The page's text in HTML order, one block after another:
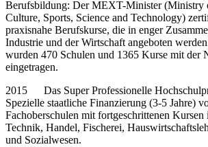
Berufsbildung: Der MEXT-Minister (Ministry
Culture, Sports, Science and Technology)
praxisnahe Berufskurse, die in enger
Industrie und der Wirtschaft angeboten
wurden 470 Schulen und 1365 Kurse mit der
eingetragen.
2015 Das Super Professionelle
Spezielle staatliche Finanzierung (3-5 Jahre)
Fachoberschulen mit fortgeschrittenen
Technik, Handel, Fischerei,
und Sozialwesen.